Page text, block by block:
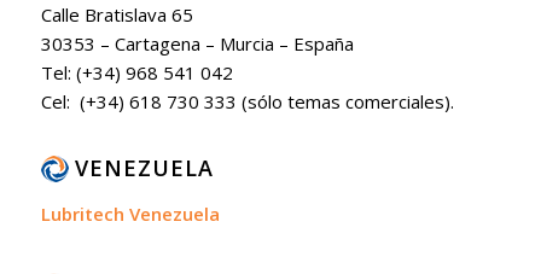
Calle Bratislava 65
30353 – Cartagena – Murcia – España
Tel: (+34) 968 541 042
Cel: (+34) 618 730 333 (sólo temas comerciales).
VENEZUELA
Lubritech Venezuela